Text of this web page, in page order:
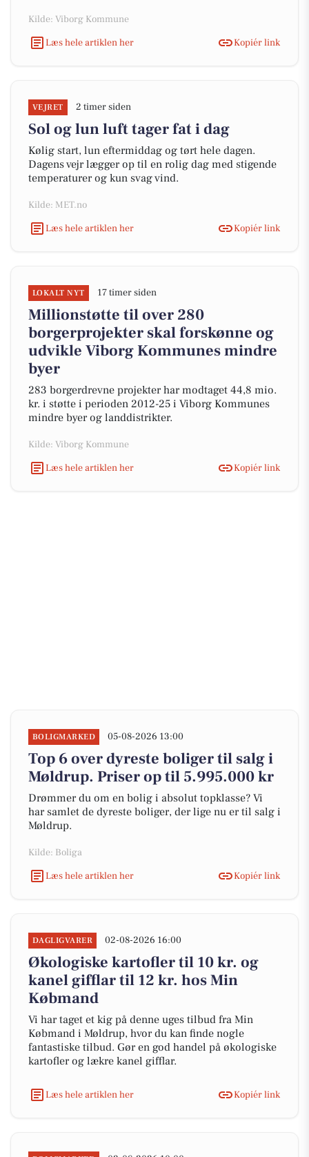
Kilde: Viborg Kommune
Læs hele artiklen her
Kopiér link
VEJRET 2 timer siden
Sol og lun luft tager fat i dag
Kølig start, lun eftermiddag og tørt hele dagen.
Dagens vejr lægger op til en rolig dag med stigende
temperaturer og kun svag vind.
Kilde: MET.no
Læs hele artiklen her
Kopiér link
LOKALT NYT 17 timer siden
Millionstøtte til over 280
borgerprojekter skal forskønne og
udvikle Viborg Kommunes mindre
byer
283 borgerdrevne projekter har modtaget 44,8 mio.
kr. i støtte i perioden 2012-25 i Viborg Kommunes
mindre byer og landdistrikter.
Kilde: Viborg Kommune
Læs hele artiklen her
Kopiér link
BOLIGMARKED 05-08-2026 13:00
Top 6 over dyreste boliger til salg i
Møldrup. Priser op til 5.995.000 kr
Drømmer du om en bolig i absolut topklasse? Vi
har samlet de dyreste boliger, der lige nu er til salg i
Møldrup.
Kilde: Boliga
Læs hele artiklen her
Kopiér link
DAGLIGVARER 02-08-2026 16:00
Økologiske kartofler til 10 kr. og
kanel gifflar til 12 kr. hos Min
Købmand
Vi har taget et kig på denne uges tilbud fra Min
Købmand i Møldrup, hvor du kan finde nogle
fantastiske tilbud. Gør en god handel på økologiske
kartofler og lækre kanel gifflar.
Læs hele artiklen her Kopiér link